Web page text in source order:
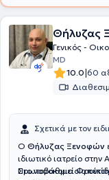
Θήλυζας
Γενικός -
MD
10.0|60
Σχετικά με τον
Ο Θήλυζας Ξενοφών
ιδιωτικό ιατρείο
Πρωτοβάθμια
Στο νοσοκομείο